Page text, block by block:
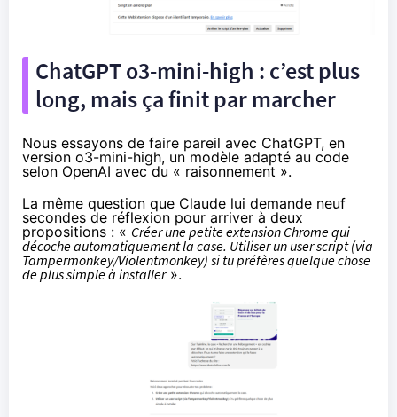
ChatGPT o3-mini-high : c’est plus
long, mais ça finit par marcher
Nous essayons de faire pareil avec ChatGPT, en
version o3-mini-high, un modèle adapté au code
selon OpenAI avec du « raisonnement ».
La même question que Claude lui demande neuf
secondes de réflexion pour arriver à deux
propositions : « Créer une petite extension Chrome qui
décoche automatiquement la case. Utiliser un user script (via
Tampermonkey/Violentmonkey) si tu préfères quelque chose
de plus simple à installer».